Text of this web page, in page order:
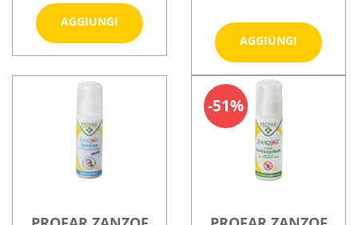
AGGIUNGI
Aggiungi PARAKITO
GEL
ROLL
ON
su PARAKITO
ROLL
ON
DOPO
PUNT
AGGIUNGI
Aggiungi
LOZIONE
Informazioni
Z
LOZIONE
NEPETA
CATARIA
51%